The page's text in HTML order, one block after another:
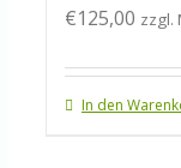
€125,00 zzgl.
In den